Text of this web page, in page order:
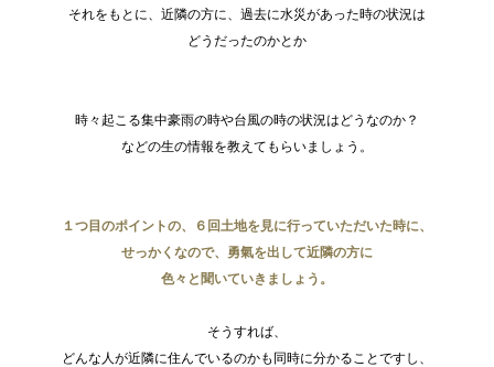
それをもとに、近隣の方に、過去に水災があった時の状況は
どうだったのかとか
時々起こる集中豪雨の時や台風の時の状況はどうなのか？
などの生の情報を教えてもらいましょう。
１つ目のポイントの、６回土地を見に行っていただいた時に、
せっかくなので、勇氣を出して近隣の方に
色々と聞いていきましょう。
そうすれば、
どんな人が近隣に住んでいるのかも同時に分かることですし、